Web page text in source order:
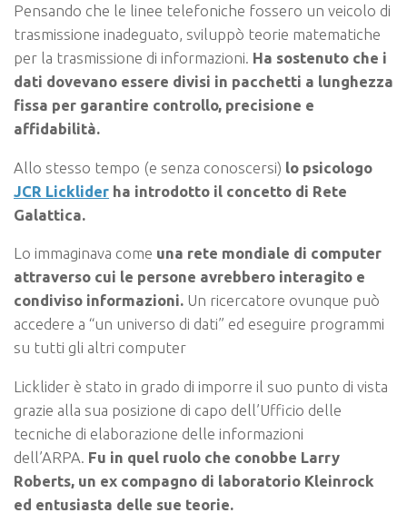
Pensando che le linee telefoniche fossero un veicolo di
trasmissione inadeguato, sviluppò teorie matematiche
per la trasmissione di informazioni. Ha sostenuto che i
dati dovevano essere divisi in pacchetti a lunghezza
fissa per garantire controllo, precisione e
affidabilità.
Allo stesso tempo (e senza conoscersi) lo psicologo
JCR Licklider ha introdotto il concetto di Rete
Galattica.
Lo immaginava come una rete mondiale di computer
attraverso cui le persone avrebbero interagito e
condiviso informazioni. Un ricercatore ovunque può
accedere a “un universo di dati” ed eseguire programmi
su tutti gli altri computer
Licklider è stato in grado di imporre il suo punto di vista
grazie alla sua posizione di capo dell’Ufficio delle
tecniche di elaborazione delle informazioni
dell’ARPA. Fu in quel ruolo che conobbe Larry
Roberts, un ex compagno di laboratorio Kleinrock
ed entusiasta delle sue teorie.